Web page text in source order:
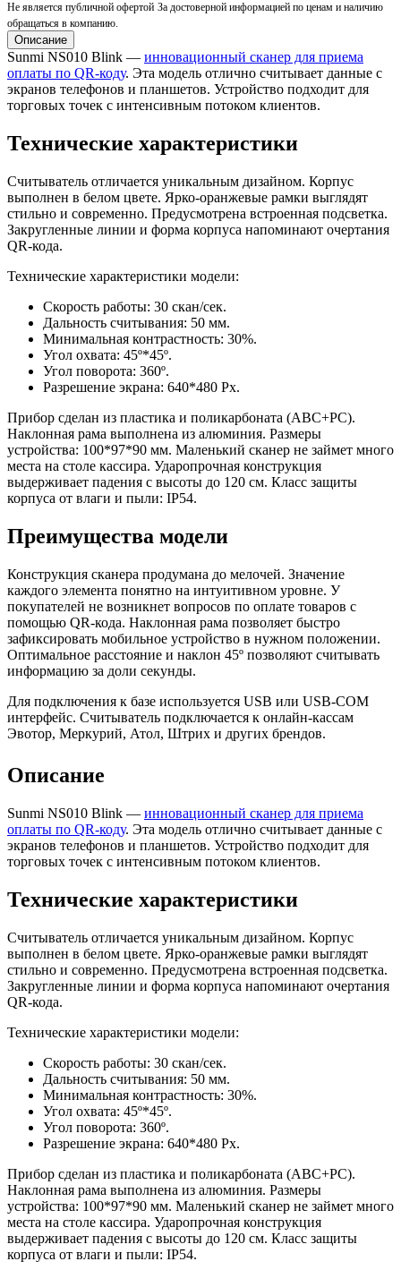
Не является публичной офертой За достоверной информацией по ценам и наличию
обращаться в компанию.
Описание
Sunmi NS010 Blink — инновационный сканер для приема
оплаты по QR-коду. Эта модель отлично считывает данные с
экранов телефонов и планшетов. Устройство подходит для
торговых точек с интенсивным потоком клиентов.
Технические характеристики
Считыватель отличается уникальным дизайном. Корпус
выполнен в белом цвете. Ярко-оранжевые рамки выглядят
стильно и современно. Предусмотрена встроенная подсветка.
Закругленные линии и форма корпуса напоминают очертания
QR-кода.
Технические характеристики модели:
Скорость работы: 30 скан/сек.
Дальность считывания: 50 мм.
Минимальная контрастность: 30%.
Угол охвата: 45º*45º.
Угол поворота: 360º.
Разрешение экрана: 640*480 Px.
Прибор сделан из пластика и поликарбоната (ABC+PC).
Наклонная рама выполнена из алюминия. Размеры
устройства: 100*97*90 мм. Маленький сканер не займет много
места на столе кассира. Ударопрочная конструкция
выдерживает падения с высоты до 120 см. Класс защиты
корпуса от влаги и пыли: IP54.
Преимущества модели
Конструкция сканера продумана до мелочей. Значение
каждого элемента понятно на интуитивном уровне. У
покупателей не возникнет вопросов по оплате товаров с
помощью QR-кода. Наклонная рама позволяет быстро
зафиксировать мобильное устройство в нужном положении.
Оптимальное расстояние и наклон 45º позволяют считывать
информацию за доли секунды.
Для подключения к базе используется USB или USB-COM
интерфейс. Считыватель подключается к онлайн-кассам
Эвотор, Меркурий, Атол, Штрих и других брендов.
Описание
Sunmi NS010 Blink — инновационный сканер для приема
оплаты по QR-коду. Эта модель отлично считывает данные с
экранов телефонов и планшетов. Устройство подходит для
торговых точек с интенсивным потоком клиентов.
Технические характеристики
Считыватель отличается уникальным дизайном. Корпус
выполнен в белом цвете. Ярко-оранжевые рамки выглядят
стильно и современно. Предусмотрена встроенная подсветка.
Закругленные линии и форма корпуса напоминают очертания
QR-кода.
Технические характеристики модели:
Скорость работы: 30 скан/сек.
Дальность считывания: 50 мм.
Минимальная контрастность: 30%.
Угол охвата: 45º*45º.
Угол поворота: 360º.
Разрешение экрана: 640*480 Px.
Прибор сделан из пластика и поликарбоната (ABC+PC).
Наклонная рама выполнена из алюминия. Размеры
устройства: 100*97*90 мм. Маленький сканер не займет много
места на столе кассира. Ударопрочная конструкция
выдерживает падения с высоты до 120 см. Класс защиты
корпуса от влаги и пыли: IP54.